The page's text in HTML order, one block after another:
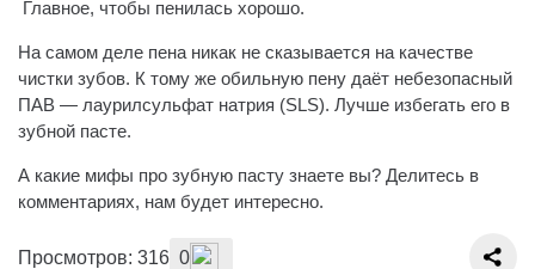
️ Главное, чтобы пенилась хорошо.
На самом деле пена никак не сказывается на качестве
чистки зубов. К тому же обильную пену даёт небезопасный
ПАВ — лаурилсульфат натрия (SLS). Лучше избегать его в
зубной пасте.
А какие мифы про зубную пасту знаете вы? Делитесь в
комментариях, нам будет интересно.
Просмотров: 316 0